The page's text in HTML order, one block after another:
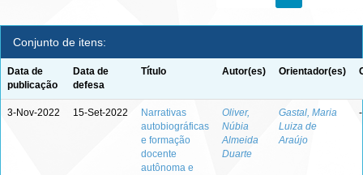
Conjunto de itens:
Data de
publicação
Data de
defesa
Título Autor(es) Orientador(es)
3-Nov-2022 15-Set-2022
Narrativas
autobiográficas
e formação
docente
autônoma e
Oliver,
Núbia
Almeida
Duarte
Gastal, Maria
Luiza de
Araújo
-